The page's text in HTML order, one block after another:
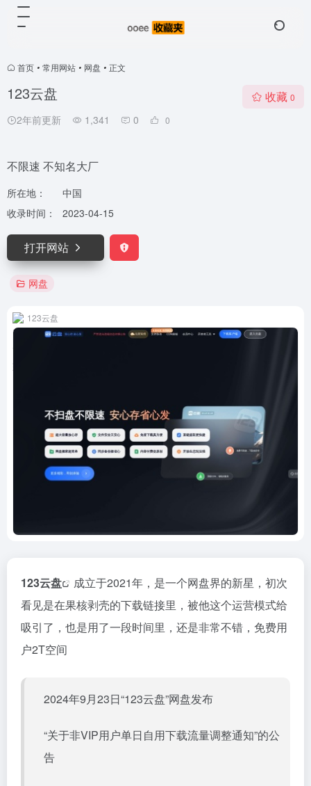
首页 • 常用网站 • 网盘 • 正文
123云盘
2年前更新 1,341 0 0
收藏 0
不限速 不知名大厂
所在地：
中国
收录时间：
2023-04-15
打开网站
网盘
123云盘
123云盘
成立于2021年，是一个网盘界的新星，初次
看见是在果核剥壳的下载链接里，被他这个运营模式给
吸引了，也是用了一段时间里，还是非常不错，免费用
户2T空间
2024年9月23日“123云盘”网盘发布
“关于非VIP用户单日自用下载流量调整通知”的公
告